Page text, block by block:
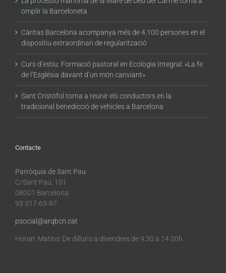
omplir la Barceloneta
Càritas Barcelona acompanya més de 4.100 persones en el
dispositiu extraordinari de regularització
Curs d’estiu: Formació pastoral en Ecologia Integral: «La fe
de l’Església davant d’un món canviant»
Sant Cristòfol torna a reunir els conductors en la
tradicional benedicció de vehicles a Barcelona
Contacte
Parròquia de Sant Pau
C/Sant Pau, 101
08001 Barcelona
93 317-63-97
psocial@arqbcn.cat
Horari: Matins: De dilluns a divendres de 9.30 a 14.00h.